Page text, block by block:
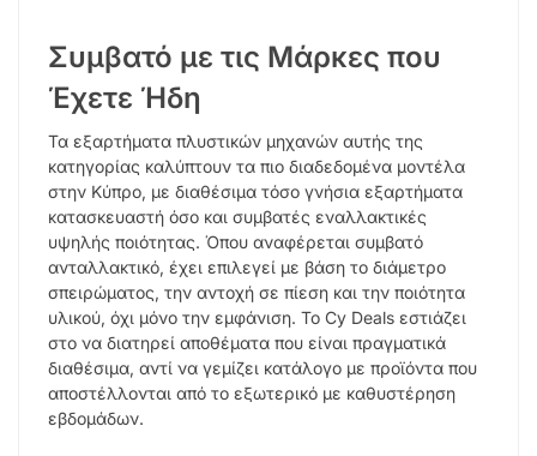
Συμβατό με τις Μάρκες που
Έχετε Ήδη
Τα εξαρτήματα πλυστικών μηχανών αυτής της
κατηγορίας καλύπτουν τα πιο διαδεδομένα μοντέλα
στην Κύπρο, με διαθέσιμα τόσο γνήσια εξαρτήματα
κατασκευαστή όσο και συμβατές εναλλακτικές
υψηλής ποιότητας. Όπου αναφέρεται συμβατό
ανταλλακτικό, έχει επιλεγεί με βάση το διάμετρο
σπειρώματος, την αντοχή σε πίεση και την ποιότητα
υλικού, όχι μόνο την εμφάνιση. Το Cy Deals εστιάζει
στο να διατηρεί αποθέματα που είναι πραγματικά
διαθέσιμα, αντί να γεμίζει κατάλογο με προϊόντα που
αποστέλλονται από το εξωτερικό με καθυστέρηση
εβδομάδων.